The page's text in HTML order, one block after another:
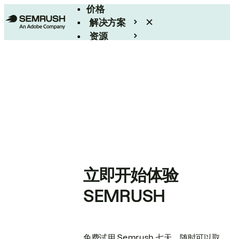
价格
解决方案
资源
立即开始体验
SEMRUSH